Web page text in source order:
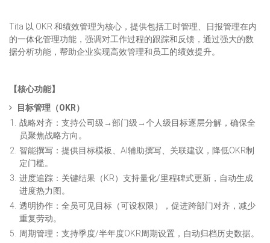
Tita 以 OKR 和绩效管理为核心，提供包括工时管理、日报管理在内
的一体化管理功能，强调对工作过程的跟踪和反馈，通过强大的数
据分析功能，帮助企业实现高效管理和员工的绩效提升。
【核心功能】
目标管理（OKR）
战略对齐：支持公司级→部门级→个人级目标逐层分解，确保全
员聚焦战略方向。
智能撰写：提供目标模板、AI辅助撰写、关联建议，降低OKR制
定门槛。
进度追踪：关键结果（KR）支持量化/里程碑式更新，自动生成
进度热力图。
透明协作：全员可见目标（可设权限），促进跨部门对齐，减少
重复劳动。
周期管理：支持季度/半年度OKR周期设置，自动归档历史数据。